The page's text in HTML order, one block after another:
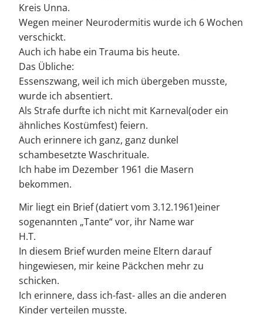
Kreis Unna.
Wegen meiner Neurodermitis wurde ich 6 Wochen
verschickt.
Auch ich habe ein Trauma bis heute.
Das Übliche:
Essenszwang, weil ich mich übergeben musste,
wurde ich absentiert.
Als Strafe durfte ich nicht mit Karneval(oder ein
ähnliches Kostümfest) feiern.
Auch erinnere ich ganz, ganz dunkel
schambesetzte Waschrituale.
Ich habe im Dezember 1961 die Masern
bekommen.
Mir liegt ein Brief (datiert vom 3.12.1961)einer
sogenannten „Tante“ vor, ihr Name war
H.T.
In diesem Brief wurden meine Eltern darauf
hingewiesen, mir keine Päckchen mehr zu
schicken.
Ich erinnere, dass ich-fast- alles an die anderen
Kinder verteilen musste.